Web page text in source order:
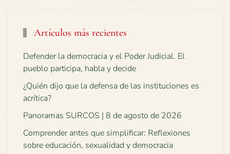
Artículos más recientes
Defender la democracia y el Poder Judicial. El
pueblo participa, habla y decide
¿Quién dijo que la defensa de las instituciones es
acrítica?
Panoramas SURCOS | 8 de agosto de 2026
Comprender antes que simplificar: Reflexiones
sobre educación, sexualidad y democracia